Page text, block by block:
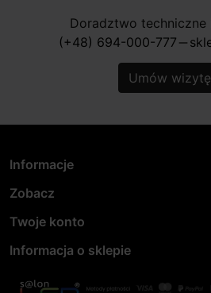
Doradztwo
(+48) 694-000-777 horizontal_rule
Umów wizytę
Informacje
Zobacz
Twoje konto
Informacja o sklepie